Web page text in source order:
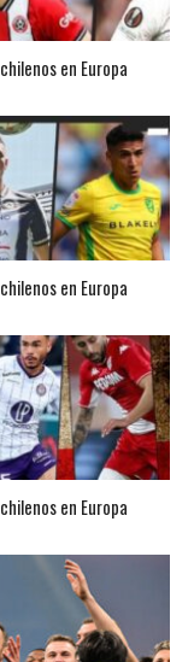
en Europa
en Europa
en Europa